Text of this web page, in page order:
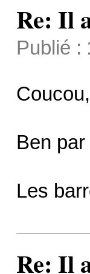
Re: Il
Publié :
Coucou,
Ben
Les
Re: Il